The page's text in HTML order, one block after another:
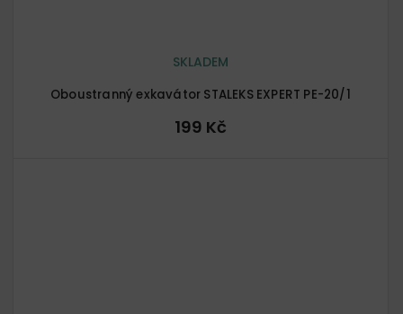
Oboustranný exkavátor STALEKS EXPERT PE-20/1
SKLADEM
199 Kč